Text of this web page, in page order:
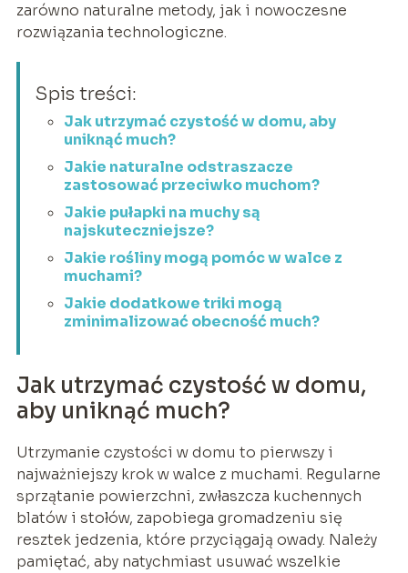
zarówno naturalne metody, jak i nowoczesne
rozwiązania technologiczne.
Spis treści:
Jak utrzymać czystość w domu, aby
uniknąć much?
Jakie naturalne odstraszacze
zastosować przeciwko muchom?
Jakie pułapki na muchy są
najskuteczniejsze?
Jakie rośliny mogą pomóc w walce z
muchami?
Jakie dodatkowe triki mogą
zminimalizować obecność much?
Jak utrzymać czystość w domu,
aby uniknąć much?
Utrzymanie czystości w domu to pierwszy i
najważniejszy krok w walce z muchami. Regularne
sprzątanie powierzchni, zwłaszcza kuchennych
blatów i stołów, zapobiega gromadzeniu się
resztek jedzenia, które przyciągają owady. Należy
pamiętać, aby natychmiast usuwać wszelkie